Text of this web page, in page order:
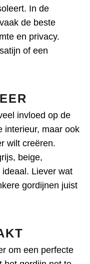
In de
de beste
en privacy.
of een
invloed op de
interieur, maar ook
wilt creëren.
beige,
Liever wat
gordijnen juist
om een perfecte